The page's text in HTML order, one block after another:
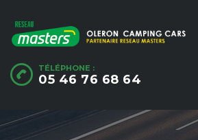
TÉLÉPHONE :
05 46 76 68 64